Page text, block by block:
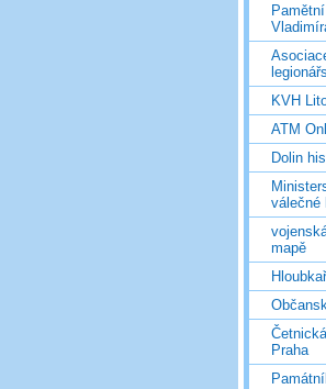
KVH
ATM
Dolin
válečné
mapě
Praha